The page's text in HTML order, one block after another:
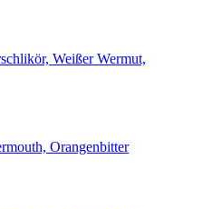
Weißer Wermut,
Orangenbitter